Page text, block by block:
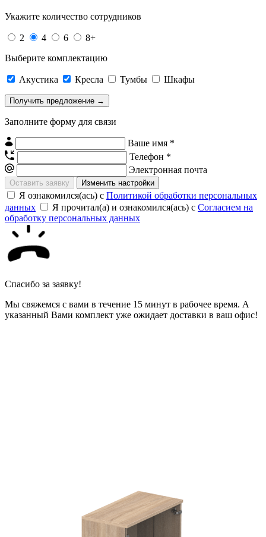
Укажите количество сотрудников
2 4 6
8+
Выберите комплектацию
Акустика Кресла Тумбы Шкафы
Заполните форму для связи
Ваше имя *
Телефон *
Электронная почта
Изменить настройки
Я ознакомился(ась) с Политикой обработки персональных
данных
Я прочитал(а) и ознакомился(ась) с Согласием на
обработку персональных данных
Спасибо за заявку!
Мы свяжемся с вами в течение 15 минут в рабочее время. А
указанный Вами комплект уже ожидает доставки в ваш офис!